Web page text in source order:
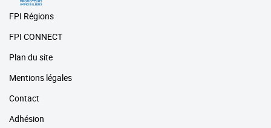
FPI Régions
FPI CONNECT
Plan du site
Mentions légales
Contact
Adhésion